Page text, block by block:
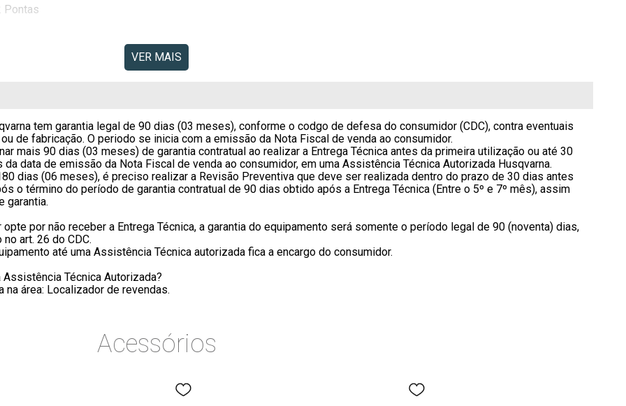
Pontas
de fácil acesso, componentes modulares e sem a necessidade de ferramentas
em uma ampla variedade de aplicações.
eficácia do operador.
Praças
VER MAIS
tem garantia legal de 90 dias (03 meses), conforme o codgo de defesa do consumidor (CDC), contra eventuais
de fabricação. O periodo se inicia com a emissão da Nota Fiscal de venda ao consumidor.
mais 90 dias (03 meses) de garantia contratual ao realizar a Entrega Técnica antes da primeira utilização ou até 30
data de emissão da Nota Fiscal de venda ao consumidor, em uma Assistência Técnica Autorizada Husqvarna.
dias (06 meses), é preciso realizar a Revisão Preventiva que deve ser realizada dentro do prazo de 30 dias antes
o término do período de garantia contratual de 90 dias obtido após a Entrega Técnica (Entre o 5º e 7º mês), assim
garantia.
por não receber a Entrega Técnica, a garantia do equipamento será somente o período legal de 90 (noventa) dias,
art. 26 do CDC.
até uma Assistência Técnica autorizada fica a encargo do consumidor.
Assistência Técnica Autorizada?
na área: Localizador de revendas.
Acessórios